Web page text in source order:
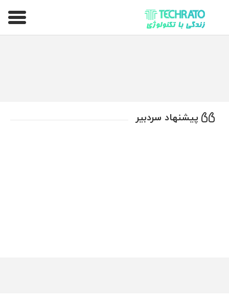
تکراتو – زندگی با تکنولوژی
پیشنهاد سردبیر